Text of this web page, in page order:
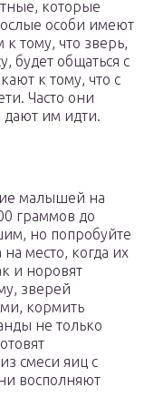
которые
особи имеют
тому, что зверь,
будет общаться с
к тому, что с
Часто они
дают им идти.
малышей на
граммов до
но попробуйте
место, когда их
и норовят
зверей
кормить
не только
смеси яиц с
восполняют